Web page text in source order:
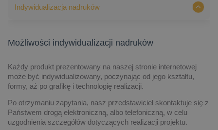
Indywidualizacja nadruków
Możliwości indywidualizacji nadruków
Każdy produkt prezentowany na naszej stronie internetowej
może być indywidualizowany, poczynając od jego kształtu,
formy, aż po grafikę i technologię realizacji.
Po otrzymaniu zapytania, nasz przedstawiciel skontaktuje się z
Państwem drogą elektroniczną, albo telefoniczną, w celu
uzgodnienia szczegółów dotyczących realizacji projektu.